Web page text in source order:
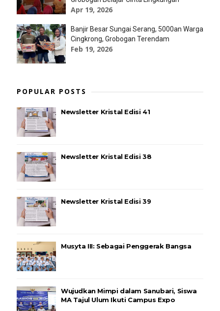
Apr 19, 2026
Banjir Besar Sungai Serang, 5000an Warga
Cingkrong, Grobogan Terendam
Feb 19, 2026
POPULAR POSTS
Newsletter Kristal Edisi 41
Newsletter Kristal Edisi 38
Newsletter Kristal Edisi 39
Musyta III: Sebagai Penggerak Bangsa
Wujudkan Mimpi dalam Sanubari, Siswa
MA Tajul Ulum Ikuti Campus Expo